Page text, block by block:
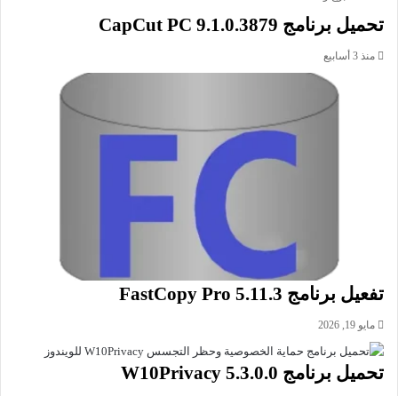
الإصدار: 14.0.33.15
متطلبات التشغيل: يدعم إصدارات Windows 11 Windows 10
32/64 bit Windows 8 32/64 bit Windows 7 32/64 bit Windows
Vista 32/64 bit.
الترخيص: DEMO
المطور:Wondershare Software
recoverit.wondershare.com
التصنيف: تطبيقات ويندوز، استعادة الملفات المحذوفة، تطبيقات
النظام.
تنشيط برنامج Wondershare Recoverit لاستعادة الملفات المحذوفة
والبيانات المفقودة بسرعة وسهولة واحترافية فائقة على نظام
تحميل ملف تنصيب برنامج Wondershare
تحميل برنامج CapCut PC 9.1.0.3879
منذ 3 أسابيع
تفعيل برنامج FastCopy Pro 5.11.3
مايو 19, 2026
تحميل برنامج W10Privacy 5.3.0.0